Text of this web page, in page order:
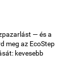
— és a
meg az EcoStep
kevesebb